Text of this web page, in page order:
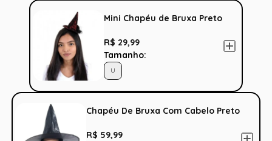
Mini Chapéu de Bruxa Preto
R$ 29,99
Tamanho:
U
Chapéu De Bruxa Com Cabelo Preto
R$ 59,99